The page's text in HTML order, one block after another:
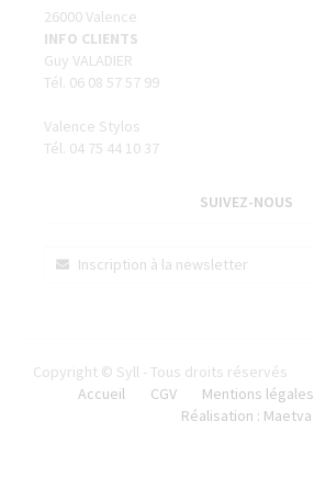
26000 Valence
INFO CLIENTS
Guy VALADIER
Tél. 06 08 57 57 99
Valence Stylos
Tél. 04 75 44 10 37
SUIVEZ-NOUS
Copyright © Syll - Tous droits réservés
Accueil
CGV Mentions légales
Réalisation : Maetva